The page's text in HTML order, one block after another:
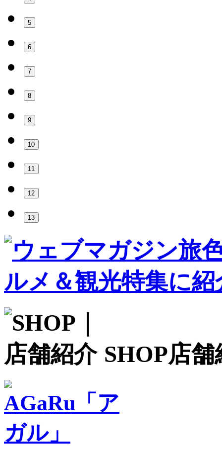
5
6
7
8
9
10
11
12
13
SHOP店舗